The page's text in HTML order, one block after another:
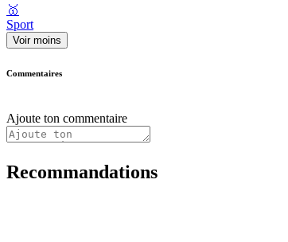
🥇
Sport
Voir moins
Commentaires
Ajoute ton commentaire
Recommandations